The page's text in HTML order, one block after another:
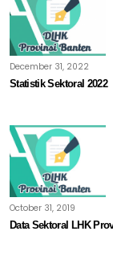
December 31, 2022
Statistik Sektoral 2022
October 31, 2019
Data Sektoral LHK